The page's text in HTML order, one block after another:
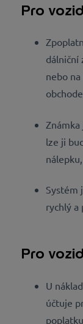
Pro
dálniční
nebo
lze ji
Systém
rychlý a
Pro
U
účtuje